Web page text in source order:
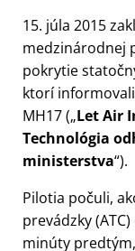
15. júla 2015
medzinárodnej
pokrytie
ktorí
MH17( Let Air
Technológia
ministerstva ).
Pilotia počuli,
prevádzky
minúty